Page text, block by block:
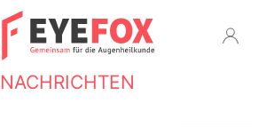
NACHRICHTEN